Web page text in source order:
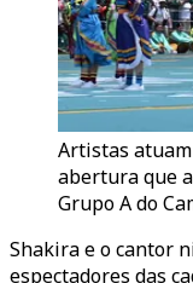
Artistas
abertura que
Grupo A do
Shakira e o cantor
espectadores das